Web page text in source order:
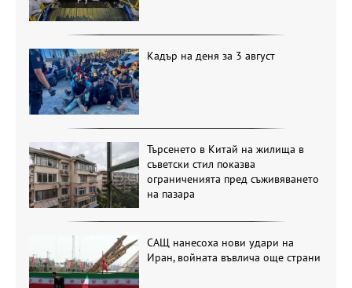
Кадър на деня за 3 август
Търсенето в Китай на жилища в
съветски стил показва
ограниченията пред съживяването
на пазара
САЩ нанесоха нови удари на
Иран, войната въвлича още страни